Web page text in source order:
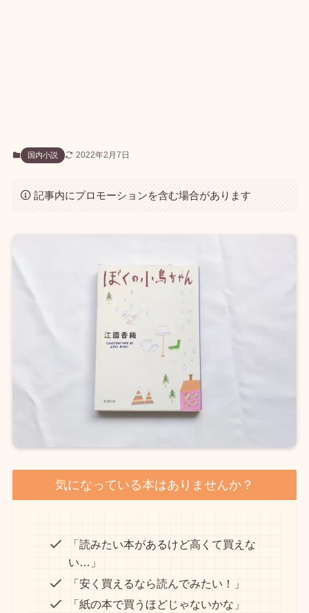
国内小説 2022年2月7日
記事内にプロモーションを含む場合があります
気になっている本はありませんか？
「読みたい本があるけど高くて買えな
い…」
「安く買えるなら読んでみたい！」
「紙の本で買うほどじゃないかな」